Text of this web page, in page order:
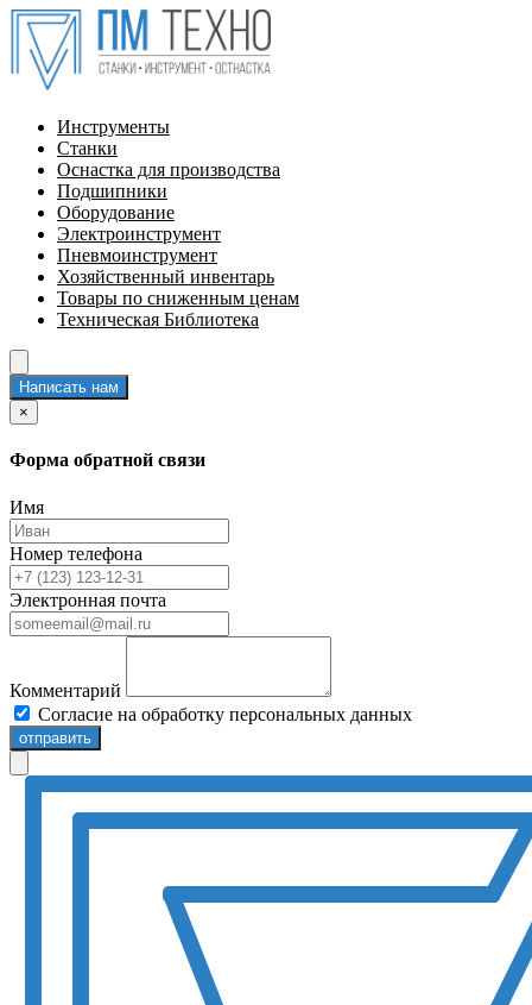
Инструменты
Станки
Оснастка для производства
Подшипники
Оборудование
Электроинструмент
Пневмоинструмент
Хозяйственный инвентарь
Товары по сниженным ценам
Техническая Библиотека
Написать нам
×
Форма обратной связи
Имя
Номер телефона
Электронная почта
Комментарий
Согласие на обработку персональных данных
отправить